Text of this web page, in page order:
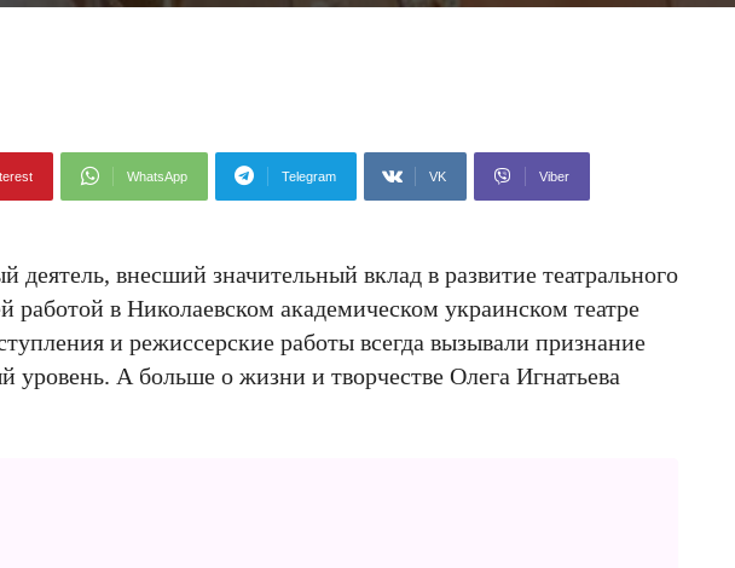
WhatsApp Telegram VK Viber
внесший значительный вклад в развитие театрального
работой в Николаевском академическом украинском театре
и режиссерские работы всегда вызывали признание
уровень. А больше о жизни и творчестве Олега Игнатьева